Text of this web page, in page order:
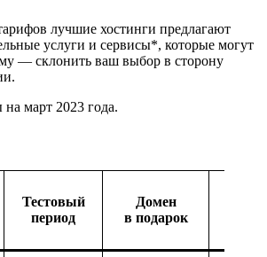
лучшие хостинги предлагают
услуги и сервисы*, которые могут
— склонить ваш выбор в сторону
март 2023 года.
Тестовый
период
Домен
в подарок